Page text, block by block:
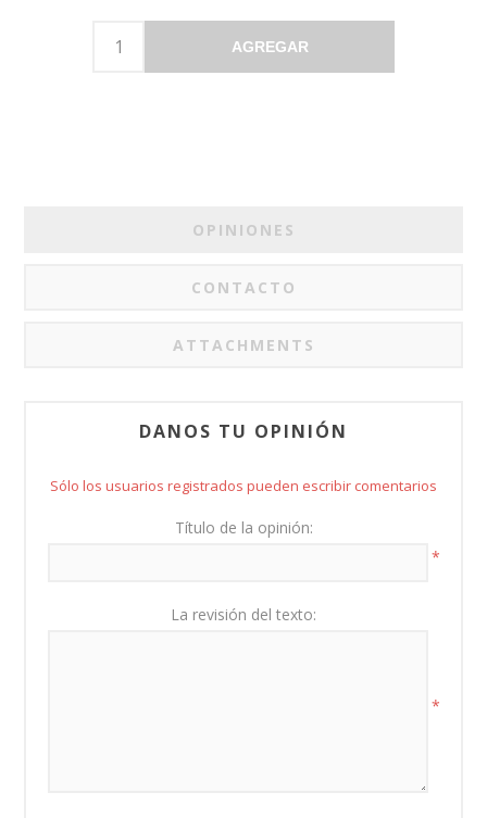
AGREGAR
OPINIONES
CONTACTO
ATTACHMENTS
DANOS TU OPINIÓN
Sólo los usuarios registrados pueden escribir comentarios
Título de la opinión:
*
La revisión del texto:
*